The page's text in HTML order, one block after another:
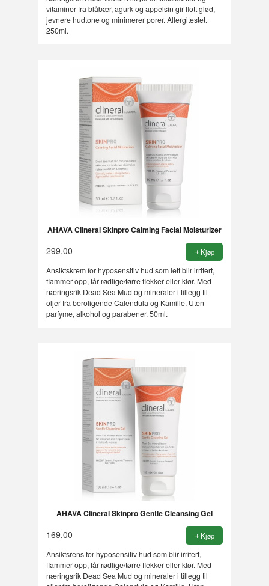
vitaminer fra blåbær, agurk og appelsin gir flott glød,
jevnere hudtone og minimerer porer. Allergitestet.
250ml.
AHAVA Clineral Skinpro Calming Facial Moisturizer
299,00 Kjøp
Ansiktskrem for hyposensitiv hud som lett blir irritert,
flammer opp, får rødlige/tørre flekker eller klør. Med
næringsrik Dead Sea Mud og mineraler i tillegg til
oljer fra beroligende Calendula og Kamille. Uten
parfyme, alkohol og parabener. 50ml.
AHAVA Clineral Skinpro Gentle Cleansing Gel
169,00 Kjøp
Ansiktsrens for hyposensitiv hud som blir irritert,
flammer opp, får rødlige/tørre flekker eller klør. Med
næringsrik Dead Sea Mud og mineraler i tillegg til